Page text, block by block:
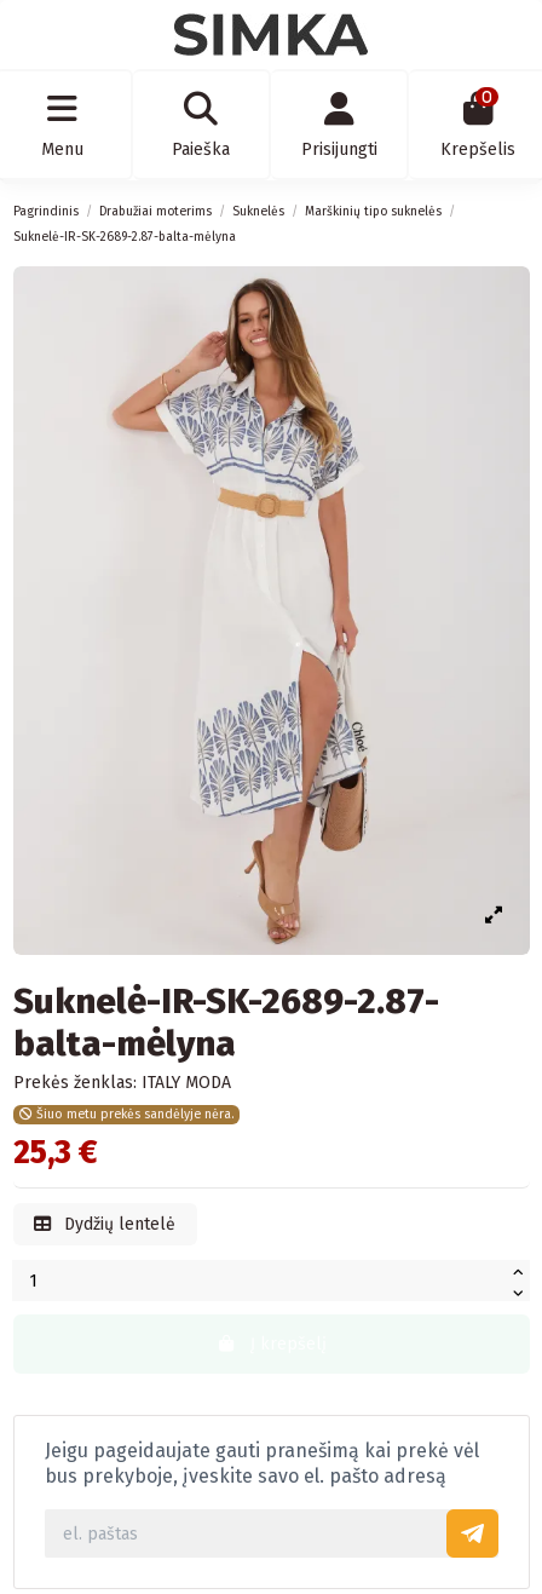
Menu Paieška Prisijungti
0
Krepšelis
Pagrindinis Drabužiai moterims Suknelės
Marškinių tipo suknelės
Suknelė-IR-SK-2689-2.87-balta-mėlyna
Suknelė-IR-SK-2689-2.87-
balta-mėlyna
Prekės ženklas: ITALY MODA
Šiuo metu prekės sandėlyje nėra.
25,3 €
Dydžių lentelė
Jeigu pageidaujate gauti pranešimą kai prekė vėl
bus prekyboje, įveskite savo el. pašto adresą